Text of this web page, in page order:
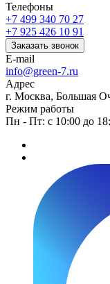
Телефоны
+7 499 340 70 27
+7 925 426 10 91
Заказать звонок
E-mail
info@green-7.ru
Адрес
г. Москва, Большая
Режим работы
Пн - Пт: с 10:00 до